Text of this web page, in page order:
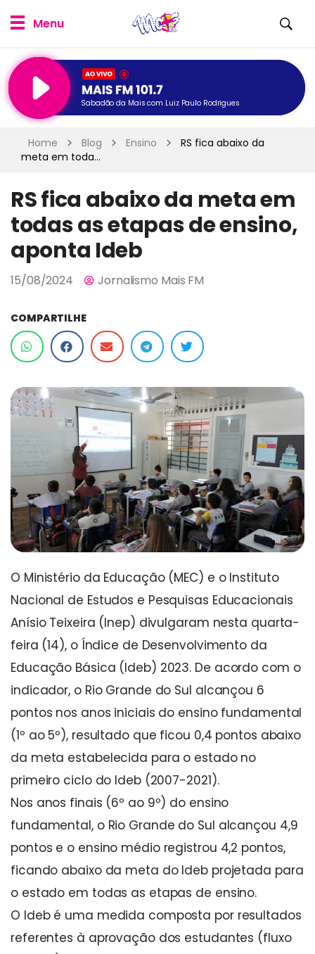
Sabadão da Mais com Luiz Paulo Rodrigues
Home Blog Ensino
RS fica abaixo da
meta em toda...
RS fica abaixo da meta em
todas as etapas de ensino,
aponta Ideb
15/08/2024 Jornalismo Mais FM
COMPARTILHE
O Ministério da Educação (MEC) e o Instituto
Nacional de Estudos e Pesquisas Educacionais
Anísio Teixeira (Inep) divulgaram nesta quarta-
feira (14), o Índice de Desenvolvimento da
Educação Básica (ldeb) 2023. De acordo com o
indicador, o Rio Grande do Sul alcançou 6
pontos nos anos iniciais do ensino fundamental
(1º ao 5º), resultado que ficou 0,4 pontos abaixo
da meta estabelecida para o estado no
primeiro ciclo do Ideb (2007-2021).
Nos anos finais (6º ao 9º) do ensino
fundamental, o Rio Grande do Sul alcançou 4,9
pontos e o ensino médio registrou 4,2 pontos,
ficando abaixo da meta do Ideb projetada para
o estado em todas as etapas de ensino.
O Ideb é uma medida composta por resultados
referentes à aprovação dos estudantes (fluxo